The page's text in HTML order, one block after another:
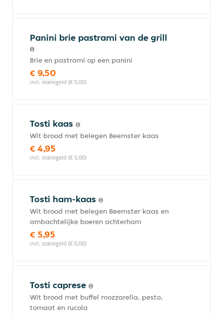
Panini brie pastrami van de grill
Brie en pastrami op een panini
€ 9,50
incl. statiegeld (€ 0,00)
Tosti kaas
Wit brood met belegen Beemster kaas
€ 4,95
incl. statiegeld (€ 0,00)
Tosti ham-kaas
Wit brood met belegen Beemster kaas en
ambachtelijke boeren achterham
€ 5,95
incl. statiegeld (€ 0,00)
Tosti caprese
Wit brood met buffel mozzarella, pesto,
tomaat en rucola